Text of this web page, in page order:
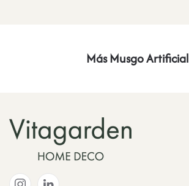
Más Musgo Artificial